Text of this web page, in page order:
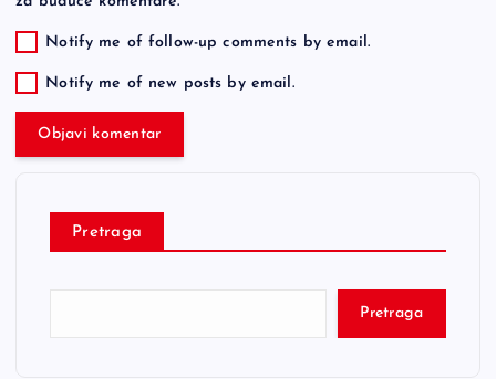
Notify me of follow-up comments by email.
Notify me of new posts by email.
Pretraga
Pretraga